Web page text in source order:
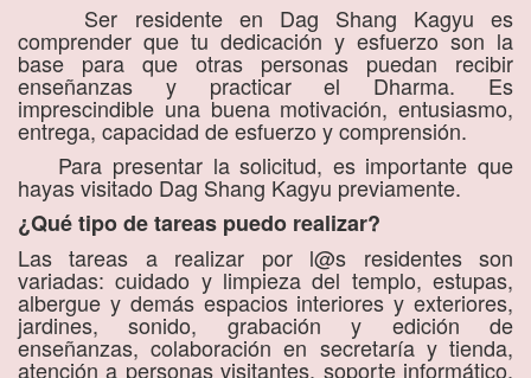
Ser residente en Dag Shang Kagyu es
comprender que tu dedicación y esfuerzo son la
base para que otras personas puedan recibir
enseñanzas y practicar el Dharma. Es
imprescindible una buena motivación, entusiasmo,
entrega, capacidad de esfuerzo y comprensión.
Para presentar la solicitud, es importante que
hayas visitado Dag Shang Kagyu previamente.
¿Qué tipo de tareas puedo realizar?
Las tareas a realizar por l@s residentes son
variadas: cuidado y limpieza del templo, estupas,
albergue y demás espacios interiores y exteriores,
jardines, sonido, grabación y edición de
enseñanzas, colaboración en secretaría y tienda,
atención a personas visitantes, soporte informático,